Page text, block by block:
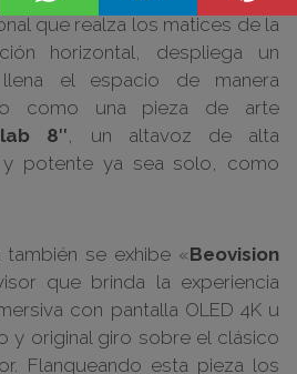
que realza los matices de la
horizontal, despliega un
el espacio de manera
como una pieza de arte
8″, un altavoz de alta
potente ya sea solo, como
también se exhibe «Beovision
que brinda la experiencia
con pantalla OLED 4K u
y original giro sobre el clásico
Flanqueando esta pieza los